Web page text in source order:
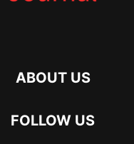
ABOUT US
FOLLOW US